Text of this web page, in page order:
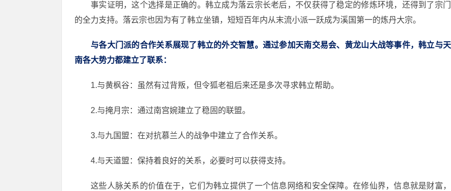
事实证明，这个选择是正确的。韩立成为落云宗长老后，不仅获得了稳定的修炼环境，还得到了宗门
的全力支持。落云宗也因为有了韩立坐镇，短短百年内从末流小派一跃成为溪国第一的炼丹大宗。
与各大门派的合作关系展现了韩立的外交智慧。通过参加天南交易会、黄龙山大战等事件，韩立与天
南各大势力都建立了联系：
1.与黄枫谷：虽然有过背叛，但令狐老祖后来还是多次寻求韩立帮助。
2.与掩月宗：通过南宫婉建立了稳固的联盟。
3.与九国盟：在对抗慕兰人的战争中建立了合作关系。
4.与天道盟：保持着良好的关系，必要时可以获得支持。
这些人脉关系的价值在于，它们为韩立提供了一个信息网络和安全保障。在修仙界，信息就是财富，